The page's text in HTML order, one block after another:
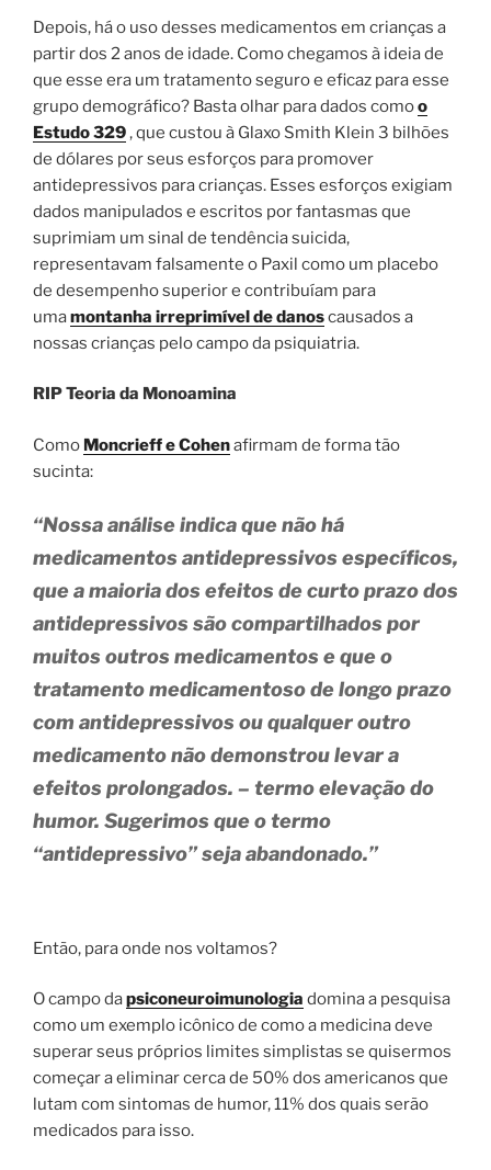
Depois, há o uso desses medicamentos em crianças a
partir dos 2 anos de idade. Como chegamos à ideia de
que esse era um tratamento seguro e eficaz para esse
grupo demográfico? Basta olhar para dados comoo
Estudo 329, que custou à Glaxo Smith Klein 3 bilhões
de dólares por seus esforços para promover
antidepressivos para crianças. Esses esforços exigiam
dados manipulados e escritos por fantasmas que
suprimiam um sinal de tendência suicida,
representavam falsamente o Paxil como um placebo
de desempenho superior e contribuíam para
umamontanha irreprimíveldedanoscausados ​​a
nossas crianças pelo campo da psiquiatria.
RIP Teoria da Monoamina
Como Moncrieff e Cohenafirmam de forma tão
sucinta:
“Nossa análise indica que não há
medicamentos antidepressivos específicos,
que a maioria dos efeitos de curto prazo dos
antidepressivos são compartilhados por
muitos outros medicamentos e que o
tratamento medicamentoso de longo prazo
com antidepressivos ou qualquer outro
medicamento não demonstrou levar a
efeitos prolongados. – termo elevação do
humor. Sugerimos que o termo
“antidepressivo” seja abandonado.”
Então, para onde nos voltamos?
O campo dapsiconeuroimunologia domina a pesquisa
como um exemplo icônico de como a medicina deve
superar seus próprios limites simplistas se quisermos
começar a eliminar cerca de 50% dos americanos que
lutam com sintomas de humor, 11% dos quais serão
medicados para isso.